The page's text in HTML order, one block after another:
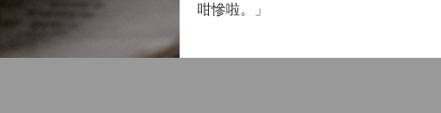
咁慘啦。」